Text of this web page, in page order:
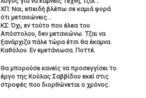
ΧΠ: Ναι, επειδή βλέπω σε καμιά φορά
ότι μετανιώνεις…
ΚΣ: Όχι, εν τούτο που έλεα του
Απόστολου, δεν μετανιώνω. Τζαι να
ξανάρχιζα πάλε τώρα έτσι θα έκαμνα.
Καθόλου. Εν εμετάνιωσα. Ποττέ.
Θα μπορούσε κανείς να προσεγγίσει το
έργο της Κούλας Σαββίδου εκεί στις
στροφές που διορθώνεται ο χρόνος.